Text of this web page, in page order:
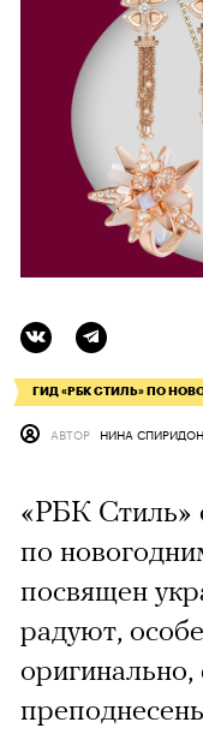
ГИД «РБК СТИЛЬ» ПО
АВТОР НИНА
«РБК Стиль»
по
посвящен
радуют,